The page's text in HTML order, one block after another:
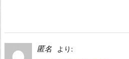
匿名
より: